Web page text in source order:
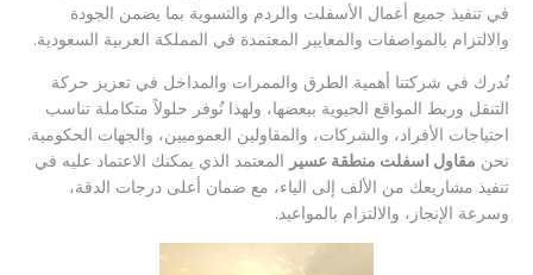
في تنفيذ جميع أعمال الأسفلت والردم والتسوية بما يضمن الجودة
والالتزام بالمواصفات والمعايير المعتمدة في المملكة العربية السعودية.
نُدرك في شركتنا أهمية الطرق والممرات والمداخل في تعزيز حركة
التنقل وربط المواقع الحيوية ببعضها، ولهذا نُوفر حلولاً متكاملة تناسب
احتياجات الأفراد، والشركات، والمقاولين العموميين، والجهات الحكومية.
نحن مقاول اسفلت منطقة عسير المعتمد الذي يمكنك الاعتماد عليه في
تنفيذ مشاريعك من الألف إلى الياء، مع ضمان أعلى درجات الدقة،
وسرعة الإنجاز، والالتزام بالمواعيد.